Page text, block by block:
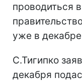
проводиться
уже в декабре
С.Тигипко
декабря